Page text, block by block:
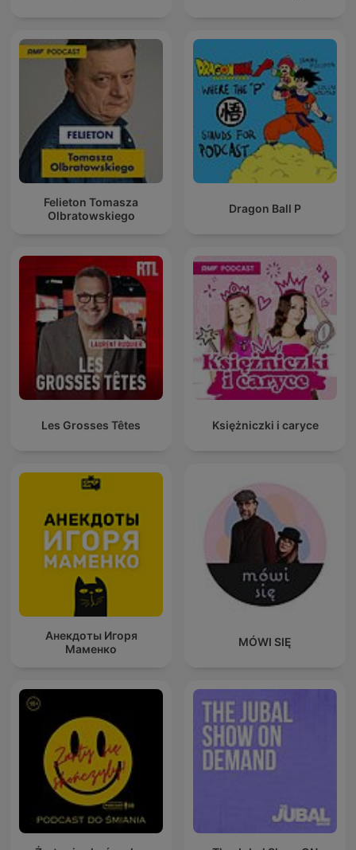
Felieton Tomasza
Olbratowskiego
Dragon Ball P
Les Grosses Têtes Księżniczki i caryce
Анекдоты Игоря
Маменко
MÓWI SIĘ